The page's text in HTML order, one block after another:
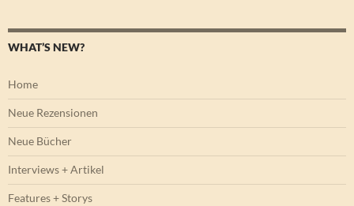
WHAT’S NEW?
Home
Neue Rezensionen
Neue Bücher
Interviews + Artikel
Features + Storys